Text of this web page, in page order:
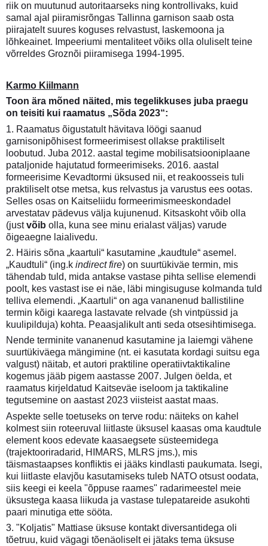
riik on muutunud autoritaarseks ning kontrollivaks, kuid
samal ajal piiramisrõngas Tallinna garnison saab osta
piirajatelt suures koguses relvastust, laskemoona ja
lõhkeainet. Impeeriumi mentaliteet võiks olla oluliselt teine
võrreldes Groznõi piiramisega 1994-1995.
Karmo Kiilmann
Toon ära mõned näited, mis tegelikkuses juba praegu
on teisiti kui raamatus „Sõda 2023“:
1. Raamatus õigustatult hävitava löögi saanud
garnisonipõhisest formeerimisest ollakse praktiliselt
loobutud. Juba 2012. aastal tegime mobilisatsiooniplaane
pataljonide hajutatud formeerimiseks. 2016. aastal
formeerisime Kevadtormi üksused nii, et reakoosseis tuli
praktiliselt otse metsa, kus relvastus ja varustus ees ootas.
Selles osas on Kaitseliidu formeerimismeeskondadel
arvestatav pädevus välja kujunenud. Kitsaskoht võib olla
(justvõib olla, kuna see minu erialast väljas) varude
õigeaegne laialivedu.
2. Häiris sõna „kaartuli“ kasutamine „kaudtule“ asemel.
„Kaudtuli“ (ing.k indirect fire) on suurtükiväe termin, mis
tähendab tuld, mida antakse vastase pihta sellise elemendi
poolt, kes vastast ise ei näe, läbi mingisuguse kolmanda tuld
telliva elemendi. „Kaartuli“ on aga vananenud ballistiline
termin kõigi kaarega lastavate relvade (sh vintpüssid ja
kuulipilduja) kohta. Peaasjalikult anti seda otsesihtimisega.
Nende terminite vananenud kasutamine ja laiemgi vähene
suurtükiväega mängimine (nt. ei kasutata kordagi suitsu ega
valgust) näitab, et autori praktiline operatiivtaktikaline
kogemus jääb pigem aastasse 2007. Julgen öelda, et
raamatus kirjeldatud Kaitseväe iseloom ja taktikaline
tegutsemine on aastast 2023 viisteist aastat maas.
Aspekte selle toetuseks on terve rodu: näiteks on kahel
kolmest siin roteeruval liitlaste üksusel kaasas oma kaudtule
element koos edevate kaasaegsete süsteemidega
(trajektooriradarid, HIMARS, MLRS jms.), mis
täismastaapses konfliktis ei jääks kindlasti paukumata. Isegi,
kui liitlaste elavjõu kasutamiseks tuleb NATO otsust oodata,
siis keegi ei keela "õppuse raames" radarimeestel meie
üksustega kaasa liikuda ja vastase tulepatareide asukohti
paari minutiga ette sööta.
3. "Koljatis" Mattiase üksuse kontakt diversantidega oli
tõetruu, kuid vägagi tõenäoliselt ei jätaks tema üksuse